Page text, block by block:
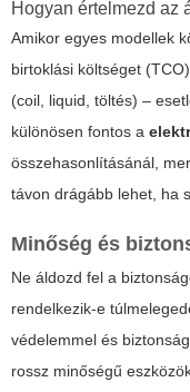
Hogyan értelmezd az
Amikor egyes modellek
birtoklási költséget
(coil, liquid, töltés) –
különösen fontos a
összehasonlításánál,
távon drágább lehet, ha
Minőség és
Ne áldozd fel a
rendelkezik-e
védelemmel és
rossz minőségű